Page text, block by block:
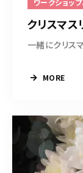
ワークショッ
クリスマス
一緒にクリス
MORE